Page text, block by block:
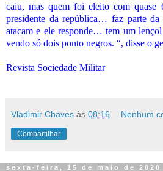
caiu, mas quem foi eleito com
presidente da república… faz parte da
atacam e ele responde… tem um
vendo só dois ponto negros. “, disse o
Revista Sociedade Militar
Vladimir Chaves às 08:16 Nenhum
Compartilhar
sexta-feira, 15 de maio de 2020